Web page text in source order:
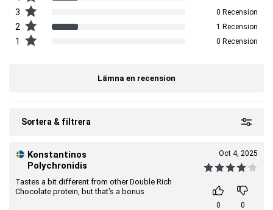
Tillverkare:
tid, uppmanar vi dig att kontrollera informationen på produktens
förpackning innan användning.
3 0 Recension
2 1 Recension
1 0 Recension
Lämna en recension
Sortera & filtrera
Konstantinos
Polychronidis
Tastes a bit different from other Double Rich
Chocolate protein, but that's a bonus
Oct 4, 2025
0 0